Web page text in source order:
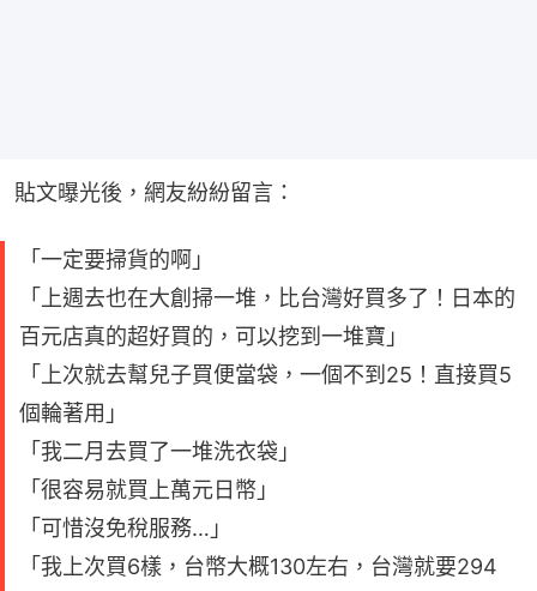
貼文曝光後，網友紛紛留言：
「一定要掃貨的啊」
「上週去也在大創掃一堆，比台灣好買多了！日本的
百元店真的超好買的，可以挖到一堆寶」
「上次就去幫兒子買便當袋，一個不到25！直接買5
個輪著用」
「我二月去買了一堆洗衣袋」
「很容易就買上萬元日幣」
「可惜沒免稅服務…」
「我上次買6樣，台幣大概130左右，台灣就要294